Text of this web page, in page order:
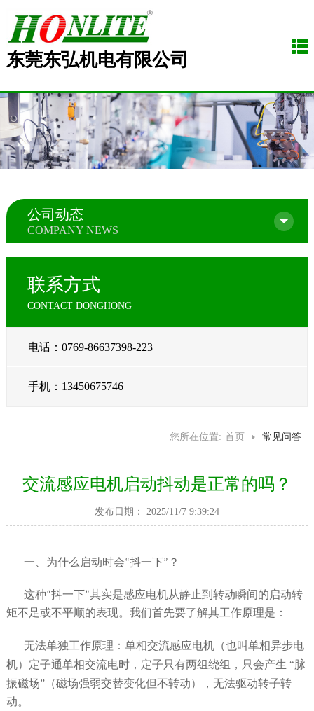
东莞东弘机电有限公司
公司动态
COMPANY NEWS
联系方式
CONTACT DONGHONG
电话：0769-86637398-223
手机：13450675746
您所在位置: 首页 常见问答
交流感应电机启动抖动是正常的吗？
发布日期： 2025/11/7 9:39:24
一、为什么启动时会“抖一下” ？
这种“抖一下”其实是感应电机从静止到转动瞬间的启动转
矩不足或不平顺的表现。我们首先要了解其工作原理是：
无法单独工作原理：单相交流感应电机（也叫单相异步电
机） 定子通单相交流电时， 定子只有两组绕组 ，只会产生 “脉
振磁场”（磁场强弱交替变化但不转动），无法驱动转子转
动。